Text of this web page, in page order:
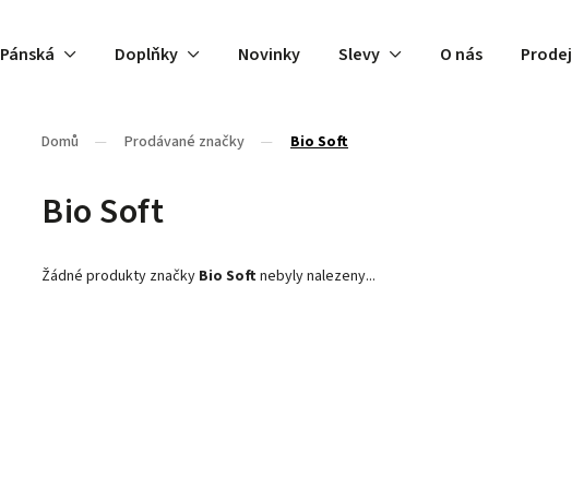
Pánská Doplňky Novinky Slevy O nás
Domů / Prodávané značky / Bio Soft
Bio Soft
Žádné produkty značky Bio Softnebyly nalezeny...